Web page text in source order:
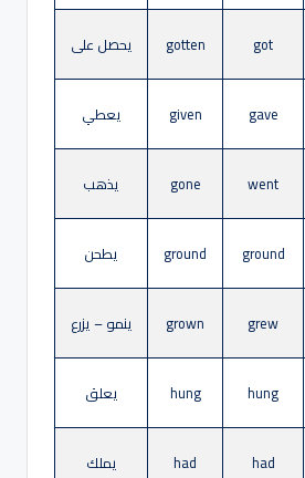
got
gotten يحصل على
gave
given يعطي
went
gone يذهب
ground
ground يطحن
grew
grown ينمو – يزرع
hung
hung يعلق
had
had يملك